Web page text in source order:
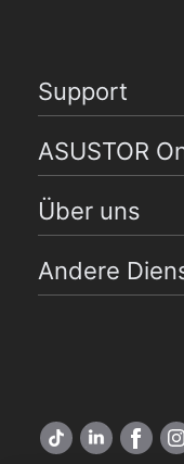
Support
ASUSTOR
Über uns
Andere